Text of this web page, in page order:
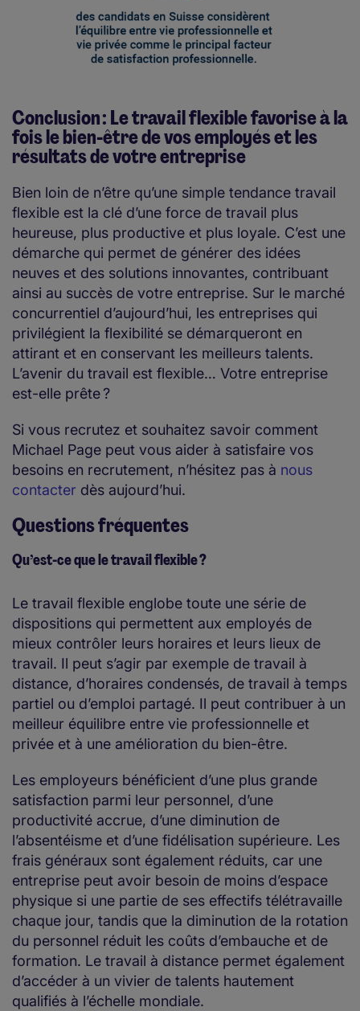
Conclusion : Le travail flexible favorise à la
fois le bien-être de vos employés et les
résultats de votre entreprise
Bien loin de n’être qu’une simple tendance travail
flexible est la clé d’une force de travail plus
heureuse, plus productive et plus loyale. C’est une
démarche qui permet de générer des idées
neuves et des solutions innovantes, contribuant
ainsi au succès de votre entreprise. Sur le marché
concurrentiel d’aujourd’hui, les entreprises qui
privilégient la flexibilité se démarqueront en
attirant et en conservant les meilleurs talents.
L’avenir du travail est flexible… Votre entreprise
est-elle prête ?
Si vous recrutez et souhaitez savoir comment
Michael Page peut vous aider à satisfaire vos
besoins en recrutement, n’hésitez pas à nous
contacter dès aujourd’hui.
Questions fréquentes
Qu’est-ce que le travail flexible ?
Le travail flexible englobe toute une série de
dispositions qui permettent aux employés de
mieux contrôler leurs horaires et leurs lieux de
travail. Il peut s’agir par exemple de travail à
distance, d’horaires condensés, de travail à temps
partiel ou d’emploi partagé. Il peut contribuer à un
meilleur équilibre entre vie professionnelle et
privée et à une amélioration du bien-être.
Les employeurs bénéficient d’une plus grande
satisfaction parmi leur personnel, d’une
productivité accrue, d’une diminution de
l’absentéisme et d’une fidélisation supérieure. Les
frais généraux sont également réduits, car une
entreprise peut avoir besoin de moins d’espace
physique si une partie de ses effectifs télétravaille
chaque jour, tandis que la diminution de la rotation
du personnel réduit les coûts d’embauche et de
formation. Le travail à distance permet également
d’accéder à un vivier de talents hautement
qualifiés à l’échelle mondiale.